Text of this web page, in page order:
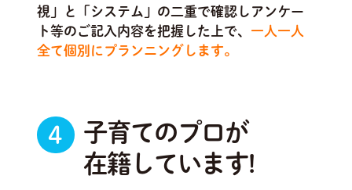
視」と「システム」の二重で確認しアンケー
ト等のご記入内容を把握した上で、 一人一人
全て個別にプランニングします。
4
子育てのプロが
在籍しています!